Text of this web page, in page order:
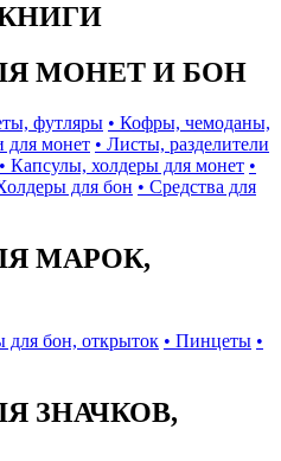
МОНЕТ И БОН
футляры • Кофры, чемоданы,
для монет • Листы, разделители
• Капсулы, холдеры для монет •
для бон • Средства для
МАРОК,
для бон, открыток • Пинцеты •
ЗНАЧКОВ,